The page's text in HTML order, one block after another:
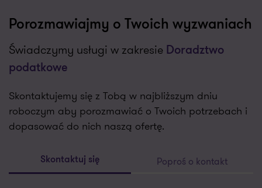
Porozmawiajmy o Twoich wyzwaniach
Świadczymy usługi w zakresie Doradztwo
podatkowe
Skontaktujemy się z Tobą w najbliższym dniu
roboczym aby porozmawiać o Twoich potrzebach i
dopasować do nich naszą ofertę.
Skontaktuj się Poproś o kontakt